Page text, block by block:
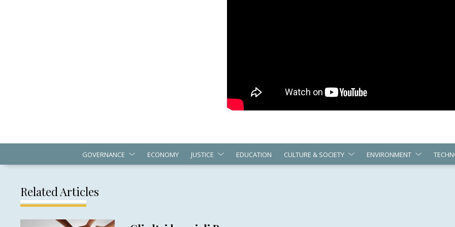
GOVERNANCE ECONOMY JUSTICE EDUCATION CULTURE & SOCIETY ENVIRONMENT
Related Articles